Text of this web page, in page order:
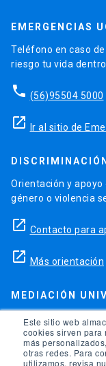
Este sitio web
cookies sirven para
más
otras redes. Para
utilizamos, revisa
EMERGENCIAS
Teléfono en caso
riesgo tu vida
phone (56)95504 5000
launch Ir al sitio de
Orientación y
género o violencia
launch Contacto para
launch Más orientación
MEDIACIÓN
Teléfonos para
alguno de tus
phone